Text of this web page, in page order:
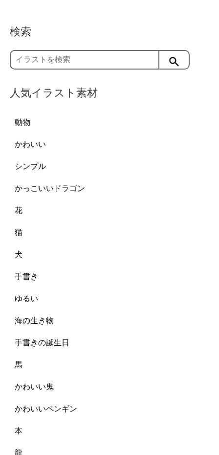
検索
人気イラスト素材
動物
かわいい
シンプル
かっこいいドラゴン
花
猫
犬
手書き
ゆるい
海の生き物
手書きの誕生日
馬
かわいい鬼
かわいいペンギン
本
龍